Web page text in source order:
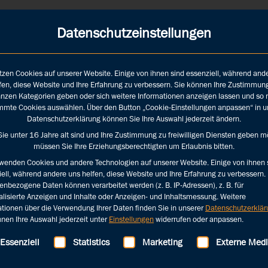
Mediale Auswertung FIFA
Frauen-
Weltmeisterschaft
Chancen, Grenzen und
Risiken der künstlichen
Intelligenz – von ihr
selbst erklärt
Datenschutzeinstellungen
Cookies auf unserer Website. Einige von ihnen sind essenziell, während
diese Website und Ihre Erfahrung zu verbessern. Sie können Ihre
Kategorien geben oder sich weitere Informationen anzeigen lassen und so
Cookies auswählen. Über den Button „Cookie-Einstellungen anpassen“ in
Datenschutzerklärung können Sie Ihre Auswahl jederzeit ändern.
unter 16 Jahre alt sind und Ihre Zustimmung zu freiwilligen Diensten geben
müssen Sie Ihre Erziehungsberechtigten um Erlaubnis bitten.
Cookies und andere Technologien auf unserer Website. Einige von ihnen
während andere uns helfen, diese Website und Ihre Erfahrung zu verbessern.
Daten können verarbeitet werden (z. B. IP-Adressen), z. B. für
Anzeigen und Inhalte oder Anzeigen- und Inhaltsmessung.Weitere
über die Verwendung Ihrer Daten finden Sie in unserer
Ihre Auswahl jederzeit unterEinstellungenwiderrufen oder anpassen.
eine Liste der Service-Gruppen, für die eine Einwilligung
Essenziell Statistics Marketing Externe